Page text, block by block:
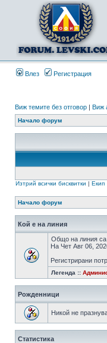
Влез Регистрация
Виж темите без отговор | Виж
Начало форум
Изтрий всички бисквитки | Екип
Начало форум
Кой е на линия
Общо на линия са
На Чет Авг 06,
Регистрирани
Легенда ::
Рожденници
Никой не
Статистика